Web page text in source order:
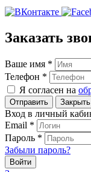
Заказать
Ваше имя *
Телефон *
Я согласен на
Закрыть
Вход в личный
Email *
Пароль *
Забыли пароль?